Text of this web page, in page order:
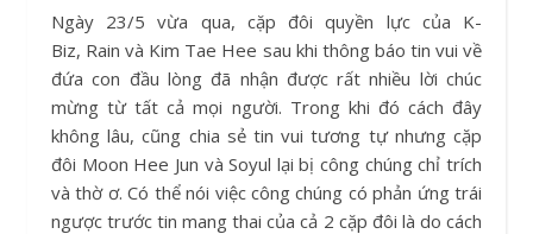
Ngày 23/5 vừa qua, cặp đôi quyền lực của K-
Biz, Rain và Kim Tae Hee sau khi thông báo tin vui về
đứa con đầu lòng đã nhận được rất nhiều lời chúc
mừng từ tất cả mọi người. Trong khi đó cách đây
không lâu, cũng chia sẻ tin vui tương tự nhưng cặp
đôi Moon Hee Jun và Soyul lại bị công chúng chỉ trích
và thờ ơ. Có thể nói việc công chúng có phản ứng trái
ngược trước tin mang thai của cả 2 cặp đôi là do cách